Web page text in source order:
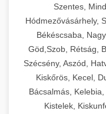
Szentes,
Hódmezővásárhely,
Békéscsaba,
Göd,Szob, Rétság,
Szécsény, Aszód,
Kiskőrös, Kecel,
Bácsalmás,
Kistelek,